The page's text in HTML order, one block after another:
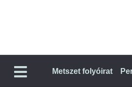
Metszet folyóirat